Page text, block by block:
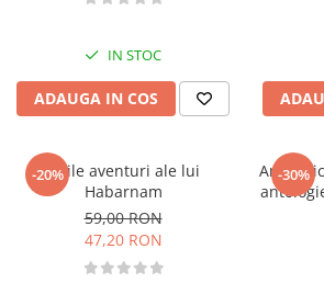
Carti pentru copii
Activitati si jocuri pentru copii
Atlase, dictionare si enciclopedii
Benzi desenate
Carte prescolara
Carti de colorat
Carti pentru copii
IN STOC
ADAUGA IN COS
-20%Noile aventuri ale lui
Habarnam
59,00 RON
47,20 RON
-30%